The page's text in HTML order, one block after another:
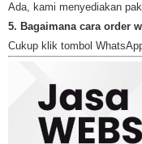
Ada, kami menyediakan
5. Bagaimana cara order
Cukup klik tombol